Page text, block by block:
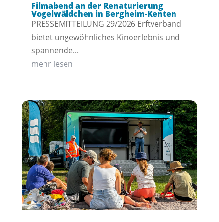
Filmabend an der Renaturierung
Vogelwäldchen in Bergheim-Kenten
PRESSEMITTEILUNG 29/2026 Erftverband
bietet ungewöhnliches Kinoerlebnis und
spannende...
mehr lesen